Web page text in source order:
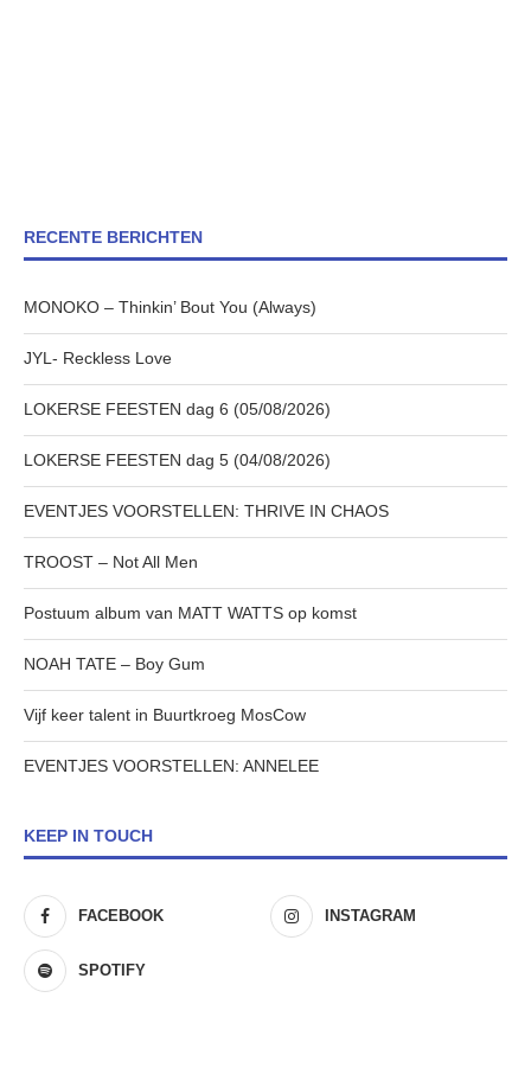
RECENTE BERICHTEN
MONOKO – Thinkin’ Bout You (Always)
JYL- Reckless Love
LOKERSE FEESTEN dag 6 (05/08/2026)
LOKERSE FEESTEN dag 5 (04/08/2026)
EVENTJES VOORSTELLEN: THRIVE IN CHAOS
TROOST – Not All Men
Postuum album van MATT WATTS op komst
NOAH TATE – Boy Gum
Vijf keer talent in Buurtkroeg MosCow
EVENTJES VOORSTELLEN: ANNELEE
KEEP IN TOUCH
FACEBOOK INSTAGRAM
SPOTIFY